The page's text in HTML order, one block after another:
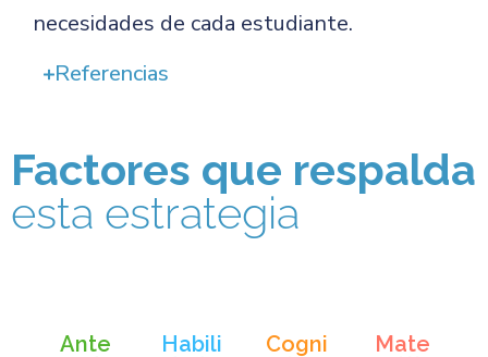
necesidades de cada estudiante.
Referencias
Factores que respalda
esta estrategia
Ante
Habili
Cogni
Mate